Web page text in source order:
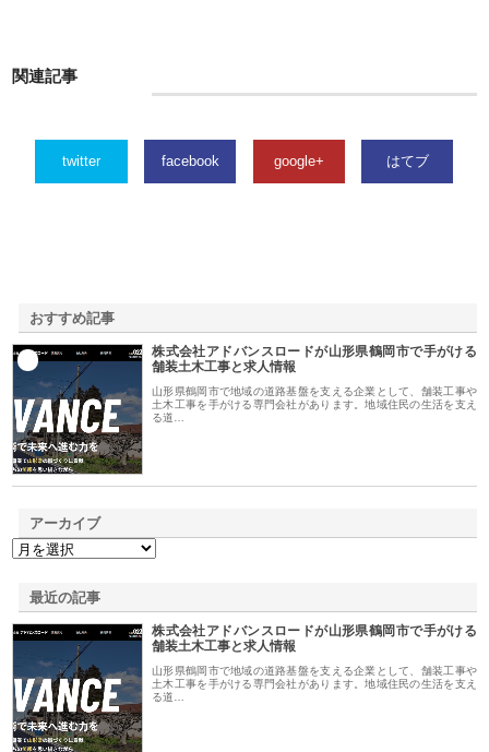
関連記事
twitter facebook google+ はてブ
おすすめ記事
株式会社アドバンスロードが山形県鶴岡市で手がける
舗装土木工事と求人情報
山形県鶴岡市で地域の道路基盤を支える企業として、舗装工事や
土木工事を手がける専門会社があります。地域住民の生活を支え
る道…
アーカイブ
最近の記事
株式会社アドバンスロードが山形県鶴岡市で手がける
舗装土木工事と求人情報
山形県鶴岡市で地域の道路基盤を支える企業として、舗装工事や
土木工事を手がける専門会社があります。地域住民の生活を支え
る道…